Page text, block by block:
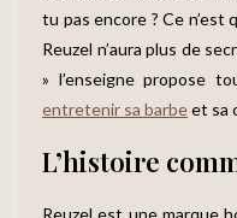
tu pas encore ? Ce n’est
Reuzel n’aura plus de
» l’enseigne propose
entretenir sa barbeet sa
L’histoire
Reuzel est une marque